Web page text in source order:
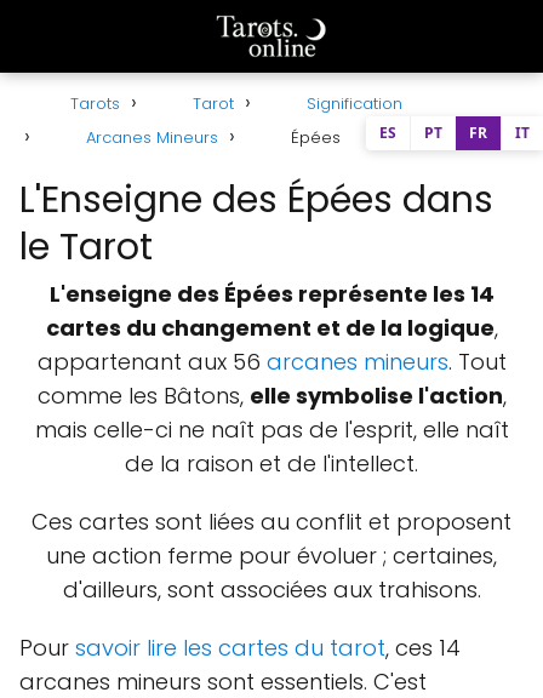
Tarots Tarot
Signification
Arcanes Mineurs
Épées
L'Enseigne des Épées dans
le Tarot
L'enseigne des Épées représente les 14
cartes du changement et de la logique,
appartenant aux 56 arcanes mineurs. Tout
comme les Bâtons, elle symbolise l'action,
mais celle-ci ne naît pas de l'esprit, elle naît
de la raison et de l'intellect.
Ces cartes sont liées au conflit et proposent
une action ferme pour évoluer ; certaines,
d'ailleurs, sont associées aux trahisons.
Pour savoir lire les cartes du tarot, ces 14
arcanes mineurs sont essentiels. C'est
ES PT FR IT